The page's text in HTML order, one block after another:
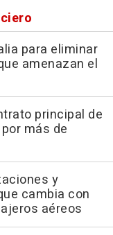
para eliminar
amenazan el
principal de
más de
y
cambia con
aéreos